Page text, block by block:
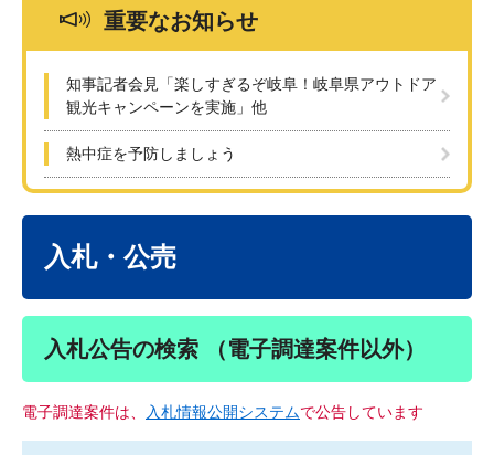
重要なお知らせ
知事記者会見「楽しすぎるぞ岐阜！岐阜県アウトドア
観光キャンペーンを実施」他
熱中症を予防しましょう
入札・公売
入札公告の検索 （電子調達案件以外）
電子調達案件は、 入札情報公開システムで公告しています